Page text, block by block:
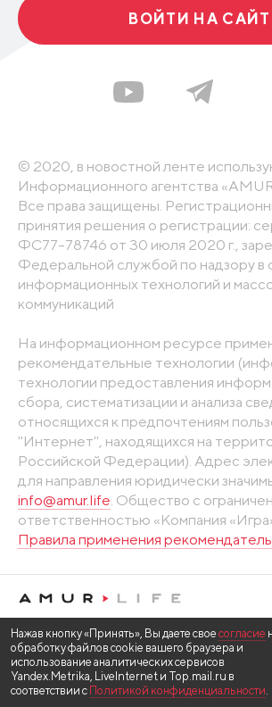
ВОЙТИ НА САЙТ
© 2020, в новостной ленте
Информационного агентства
Все права защищены.
принятия решения о регистрации:
ФС77-78746 от 30 июля 2020 г.,
Федеральной службой по надзору в
информационных технологий и
коммуникаций
На информационном ресурсе
рекомендательные технологии
технологии предоставления
сбора, систематизации и анализа
относящихся к предпочтениям
"Интернет", находящихся на
Российской Федерации). Адрес
для направления юридически
info@amur.life . Общество с
ответственностью «Компания
Правила применения
Нажав кнопку «Принять», Вы даете свое согласие
обработку файлов cookie вашего браузера и
использование аналитических сервисов
Yandex.Metrika, LiveInternet и Top.mail.ru в
соответствии с Политикой конфиденциальности.